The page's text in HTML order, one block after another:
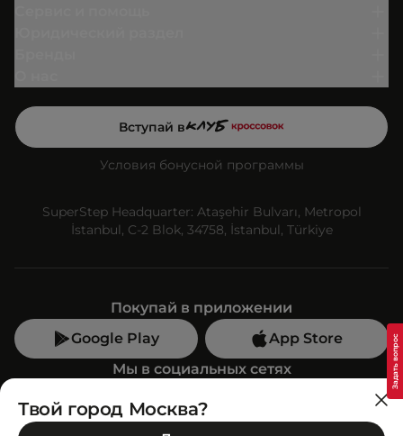
Вступай в
Условия бонусной программы
SuperStep Headquarter: Ataşehir Bulvarı, Metropol
İstanbul, C-2 Blok, 34758, İstanbul, Türkiye
Покупай в приложении
Google Play
App Store
Мы в социальных сетях
Позвони нам
Твой город Москва?